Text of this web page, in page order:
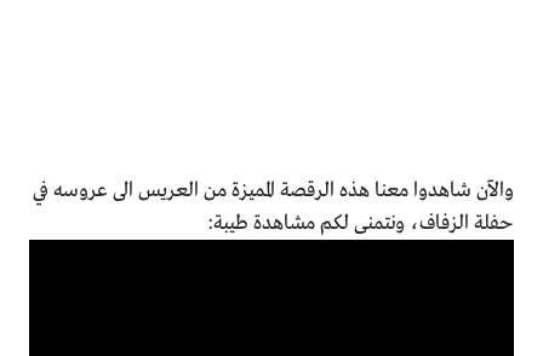
والآن شاهدوا معنا هذه الرقصة المميزة من العريس الى عروسه في
حفلة الزفاف، ونتمنى لكم مشاهدة طيبة: